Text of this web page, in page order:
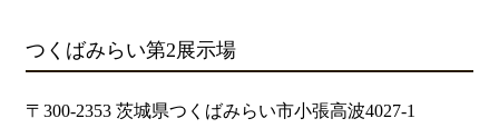
つくばみらい第2展示場
〒300-2353 茨城県つくばみらい市小張高波4027-1